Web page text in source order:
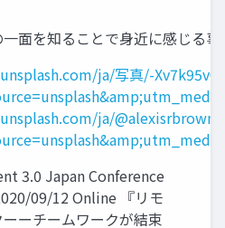
面を知ることで身近に感じる
ja/写真/-
ja/@alexisrbrown?
3.0 Japan Conference
09/12 Online 『リモ
ーチームワークが結束